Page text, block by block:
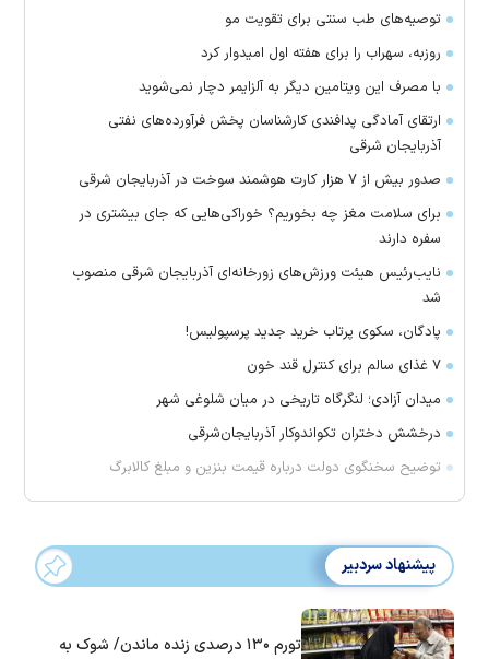
توصیه‌های طب سنتی برای تقویت مو
روزبه، سهراب را برای هفته اول امیدوار کرد
با مصرف این ویتامین دیگر به آلزایمر دچار نمی‌شوید
ارتقای آمادگی پدافندی کارشناسان پخش فرآورده‌های نفتی
آذربایجان شرقی
صدور بیش از ۷ هزار کارت هوشمند سوخت در آذربایجان شرقی
برای سلامت مغز چه بخوریم؟ خوراکی‌هایی که جای بیشتری در
سفره دارند
نایب‌رئیس هیئت ورزش‌های زورخانه‌ای آذربایجان شرقی منصوب
شد
پادگان، سکوی پرتاب خرید جدید پرسپولیس!
۷ غذای سالم برای کنترل قند خون
میدان آزادی؛ لنگرگاه تاریخی در میان شلوغی شهر
درخشش دختران تکواندوکار آذربایجان‌شرقی
توضیح سخنگوی دولت درباره قیمت بنزین و مبلغ کالابرگ
پیشنهاد سردبیر
تورم ۱۳۰ درصدی زنده ماندن/ شوک به